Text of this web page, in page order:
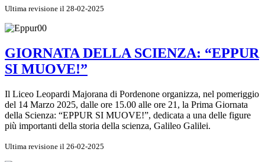
Ultima revisione il 28-02-2025
GIORNATA DELLA SCIENZA: “EPPUR
SI MUOVE!”
Il Liceo Leopardi Majorana di Pordenone organizza, nel pomeriggio
del 14 Marzo 2025, dalle ore 15.00 alle ore 21, la Prima Giornata
della Scienza: “EPPUR SI MUOVE!”, dedicata a una delle figure
più importanti della storia della scienza, Galileo Galilei.
Ultima revisione il 26-02-2025